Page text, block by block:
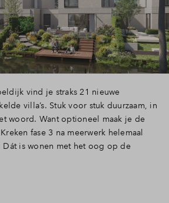
vind je straks 21 nieuwe
villa’s. Stuk voor stuk duurzaam, in
woord. Want optioneel maak je de
fase 3 na meerwerk helemaal
is wonen met het oog op de